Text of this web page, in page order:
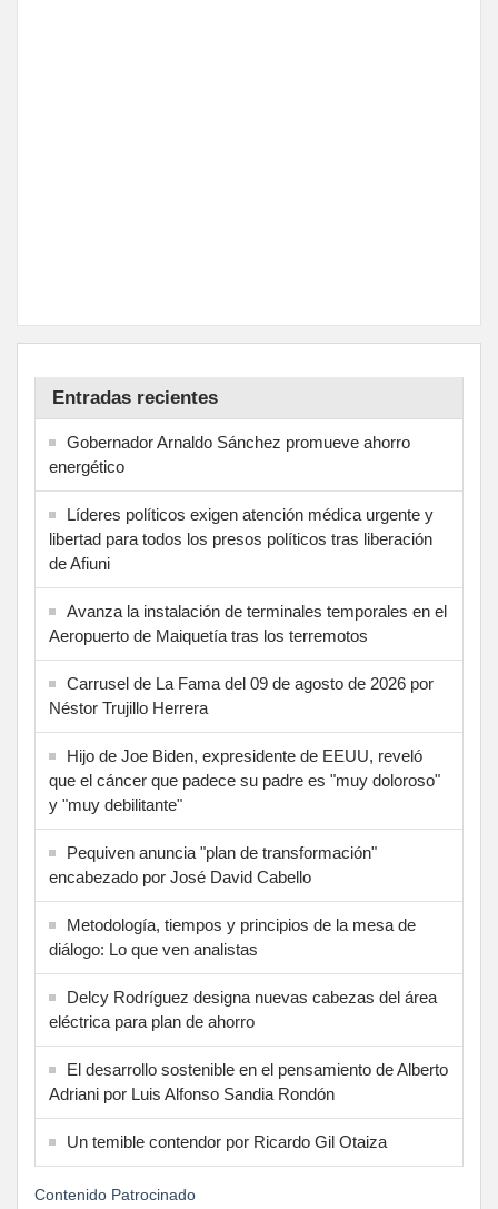
Entradas recientes
Gobernador Arnaldo Sánchez promueve ahorro
energético
Líderes políticos exigen atención médica urgente y
libertad para todos los presos políticos tras liberación
de Afiuni
Avanza la instalación de terminales temporales en el
Aeropuerto de Maiquetía tras los terremotos
Carrusel de La Fama del 09 de agosto de 2026 por
Néstor Trujillo Herrera
Hijo de Joe Biden, expresidente de EEUU, reveló
que el cáncer que padece su padre es "muy doloroso"
y "muy debilitante"
Pequiven anuncia "plan de transformación"
encabezado por José David Cabello
Metodología, tiempos y principios de la mesa de
diálogo: Lo que ven analistas
Delcy Rodríguez designa nuevas cabezas del área
eléctrica para plan de ahorro
El desarrollo sostenible en el pensamiento de Alberto
Adriani por Luis Alfonso Sandia Rondón
Un temible contendor por Ricardo Gil Otaiza
Contenido Patrocinado